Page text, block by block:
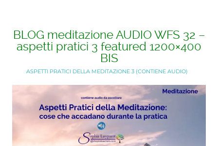
BLOG meditazione AUDIO WFS 32 –
aspetti pratici 3 featured 1200×400
BIS
ASPETTI PRATICI DELLA MEDITAZIONE 3 (CONTIENE AUDIO)